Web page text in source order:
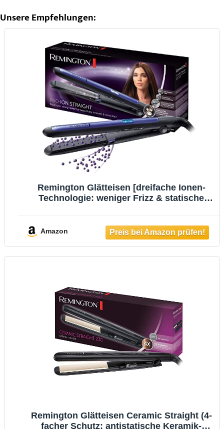
Unsere Empfehlungen:
Remington Glätteisen [dreifache Ionen-
Technologie: weniger Frizz & statische
230°C,Temp.-Boost-Funktion) Haarglätter
S7710
Amazon
Remington Glätteisen Ceramic Straight (4-
facher Schutz: antistatische Keramik-